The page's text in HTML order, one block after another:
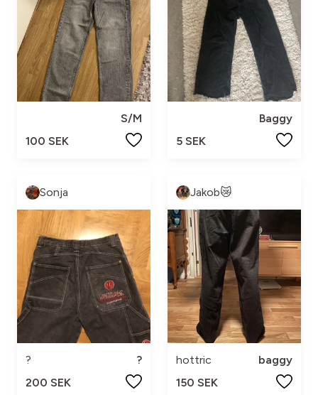
S/M
100 SEK
Baggy
5 SEK
Sonja
?
?
200 SEK
Jakob😿
hottric
baggy
150 SEK